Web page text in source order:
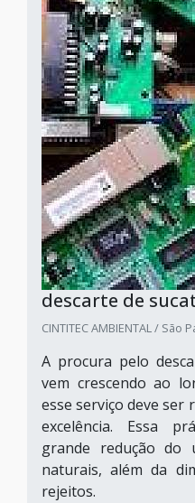
descarte de
CINTITEC AMBIENTAL / São
A procura pelo
vem crescendo ao
esse serviço deve ser
excelência. Essa
grande redução do
naturais, além da
rejeitos.